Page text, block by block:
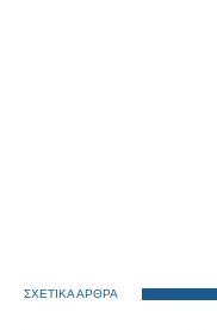
ΣΧΕΤΙΚΑ ΑΡΘΡΑ